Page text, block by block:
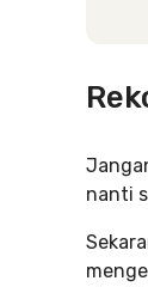
nanti